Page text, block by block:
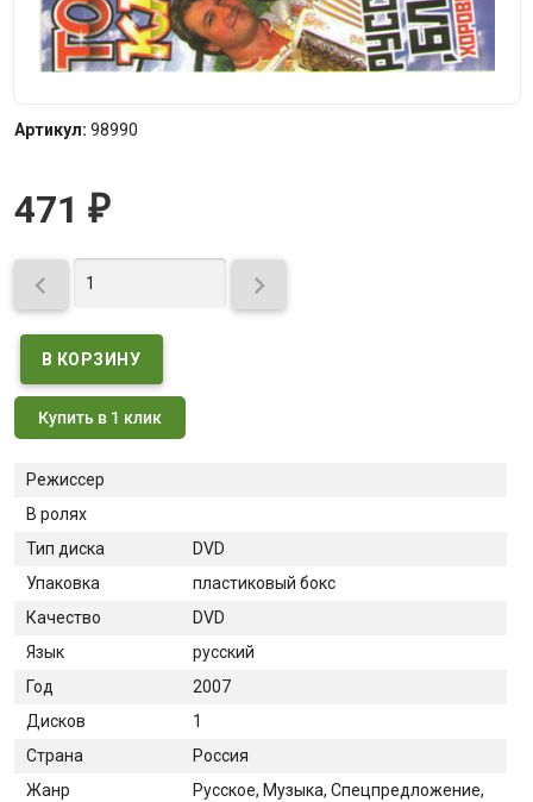
Артикул: 98990
471 ₽
 
Купить в 1 клик
Режиссер
В ролях
Тип диска
DVD
Упаковка
пластиковый бокс
Качество
DVD
Язык
русский
Год
2007
Дисков
1
Страна
Россия
Жанр
Русское, Музыка, Спецпредложение,